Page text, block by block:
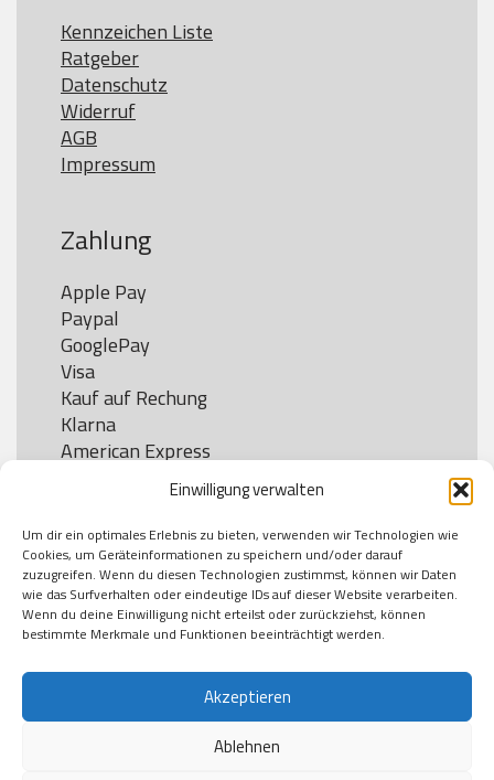
Einwilligung verwalten
Um dir ein optimales Erlebnis zu bieten, verwenden wir Technologien wie
Cookies, um Geräteinformationen zu speichern und/oder darauf
zuzugreifen. Wenn du diesen Technologien zustimmst, können wir Daten
wie das Surfverhalten oder eindeutige IDs auf dieser Website verarbeiten.
Wenn du deine Einwilligung nicht erteilst oder zurückziehst, können
bestimmte Merkmale und Funktionen beeinträchtigt werden.
Akzeptieren
Ablehnen
Kennzeichen Liste
Ratgeber
Datenschutz
Widerruf
AGB
Impressum
Zahlung
Apple Pay
Paypal
GooglePay
Visa
Kauf auf Rechung
Klarna
American Express
Versand
DHL
Klimaneutral